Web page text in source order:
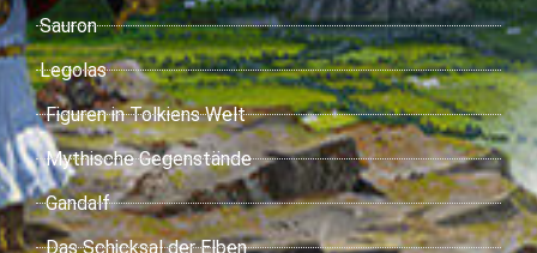
Sauron
Legolas
Figuren in Tolkiens Welt
Mythische Gegenstände
Gandalf
Das Schicksal der Elben